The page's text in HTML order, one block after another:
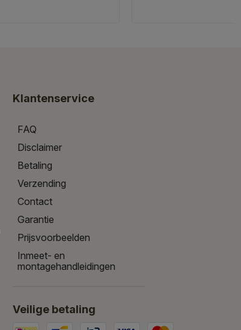
Klantenservice
FAQ
Disclaimer
Betaling
Verzending
Contact
Garantie
Prijsvoorbeelden
Inmeet- en
montagehandleidingen
Veilige betaling